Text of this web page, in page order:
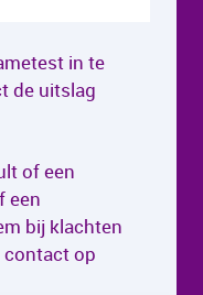
in te
de uitslag
of een
een
bij klachten
op